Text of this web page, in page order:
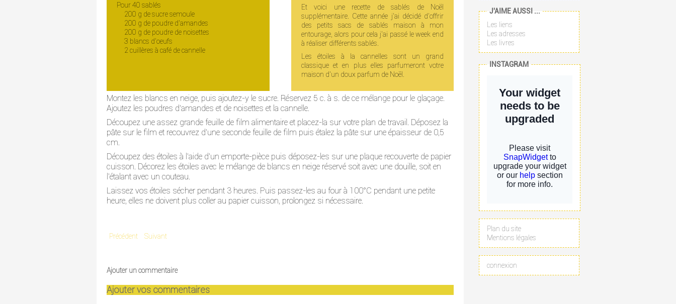
Pour 40 sablés
200 g de sucre semoule
200 g de poudre d'amandes
200 g de poudre de noisettes
3 blancs d'oeufs
2 cuillères à café de cannelle
Et voici une recette de sablés de Noël
supplémentaire. Cette année j'ai décidé d'offrir
des petits sacs de sablés maison à mon
entourage, alors pour cela j'ai passé le week end
à réaliser différents sablés.
Les étoiles à la cannelles sont un grand
classique et en plus elles parfumeront votre
maison d'un doux parfum de Noël.
Montez les blancs en neige, puis ajoutez-y le sucre. Réservez 5 c. à s. de ce mélange pour le glaçage.
Ajoutez les poudres d'amandes et de noisettes et la cannelle.
Découpez une assez grande feuille de film alimentaire et placez-la sur votre plan de travail. Déposez la
pâte sur le film et recouvrez d'une seconde feuille de film puis étalez la pâte sur une épaisseur de 0,5
cm.
Découpez des étoiles à l'aide d'un emporte-pièce puis déposez-les sur une plaque recouverte de papier
cuisson. Décorez les étoiles avec le mélange de blancs en neige réservé soit avec une douille, soit en
l'étalant avec un couteau.
Laissez vos étoiles sécher pendant 3 heures. Puis passez-les au four à 100°C pendant une petite
heure, elles ne doivent plus coller au papier cuisson, prolongez si nécessaire.
Précédent Suivant
Ajouter un commentaire
Ajouter vos commentaires
J'AIME AUSSI ...
Les liens
Les adresses
Les livres
INSTAGRAM
Plan du site
Mentions légales
connexion